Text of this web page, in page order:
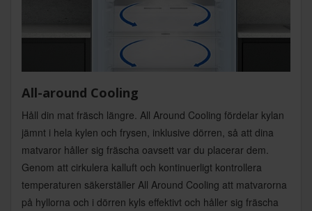
All-around Cooling
Håll din mat fräsch längre. All Around Cooling fördelar kylan
jämnt i hela kylen och frysen, inklusive dörren, så att dina
matvaror håller sig fräscha oavsett var du placerar dem.
Genom att cirkulera kalluft och kontinuerligt kontrollera
temperaturen säkerställer All Around Cooling att matvarorna
på hyllorna och i dörren kyls effektivt och håller sig fräscha